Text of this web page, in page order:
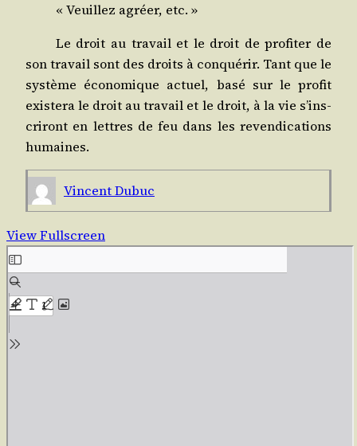
« Veuillez agréer, etc. »
Le droit au tra­vail et le droit de pro­fi­ter de
son tra­vail sont des droits à conqué­rir. Tant que le
sys­tème éco­no­mique actuel, basé sur le pro­fit
exis­te­ra le droit au tra­vail et le droit, à la vie s’ins­
cri­ront en lettres de feu dans les reven­di­ca­tions
humaines.
Vincent Dubuc
View Fullscreen